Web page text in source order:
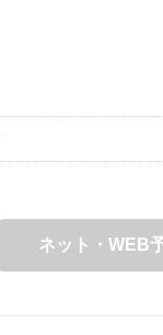
ネット・WEB